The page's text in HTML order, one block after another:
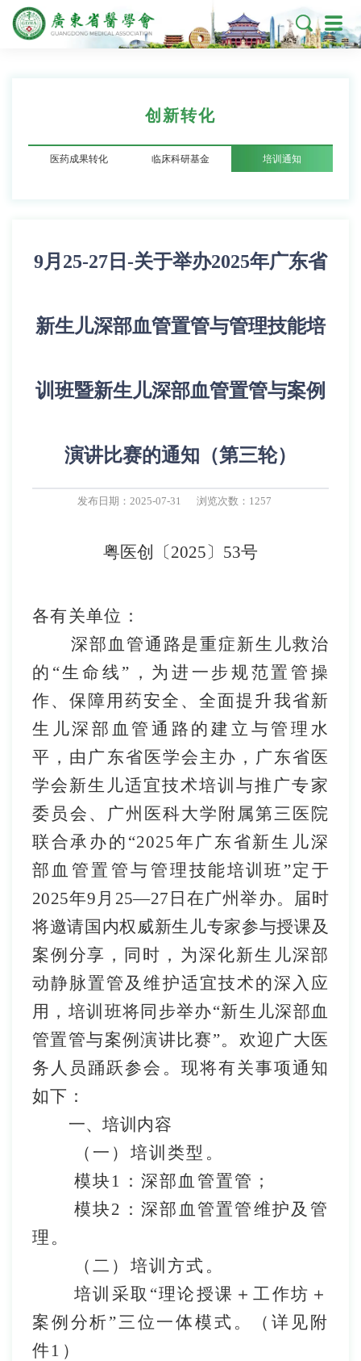

创新转化
医药成果转化 临床科研基金 培训通知
9月25-27日-关于举办2025年广东省
新生儿深部血管置管与管理技能培
训班暨新生儿深部血管置管与案例
演讲比赛的通知（第三轮）
发布日期：2025-07-31 浏览次数：1257
粤医创 〔2025〕 53号
各有关单位 ：
深部血管通路是重症新生儿救治
的 “生命线 ” ， 为进一步规范置管操
作、保障用药安全、全面提升我省新
生儿深部血管通路的建立与管理水
平 ， 由广东省医学会主办，广东省医
学会新生 儿适宜技术培训与推广专家
委员会 、 广州医科大学附属第三医院
联合承办的 “2025年 广东省新生儿深
部血管置管与管理技能培训班”定于
2025年9 月 25—27 日在广州举办。 届时
将邀请国内权威新生儿专家参与授课及
案例分享 ， 同时 ，为深化新生儿深部
动静脉置管及维护适宜技术的深入应
用，培训班将同步举办“新生儿深部血
管置管与案例演讲比赛”。 欢迎广大医
务人员踊跃参会。 现将有关事项通知
如下：
一、培训内容
（一）培训类型。
模块1 ： 深部血管置管 ；
模块2 ： 深部血管置管维护及管
理。
（ 二 ）培训方式。
培训采取 “理论授课＋工作坊＋
案例分析”三位一体模式。 （详见附
件1 ）